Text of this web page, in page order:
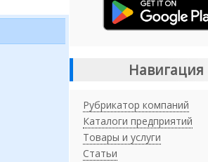
Навигация
Рубрикатор компаний
Каталоги предприятий
Товары и услуги
Статьи